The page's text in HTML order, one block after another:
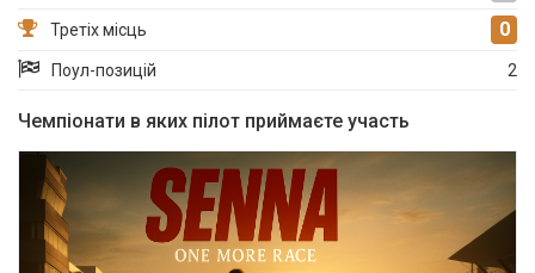
Третіх місць 0
Поул-позицій 2
Чемпіонати в яких пілот приймаєте участь